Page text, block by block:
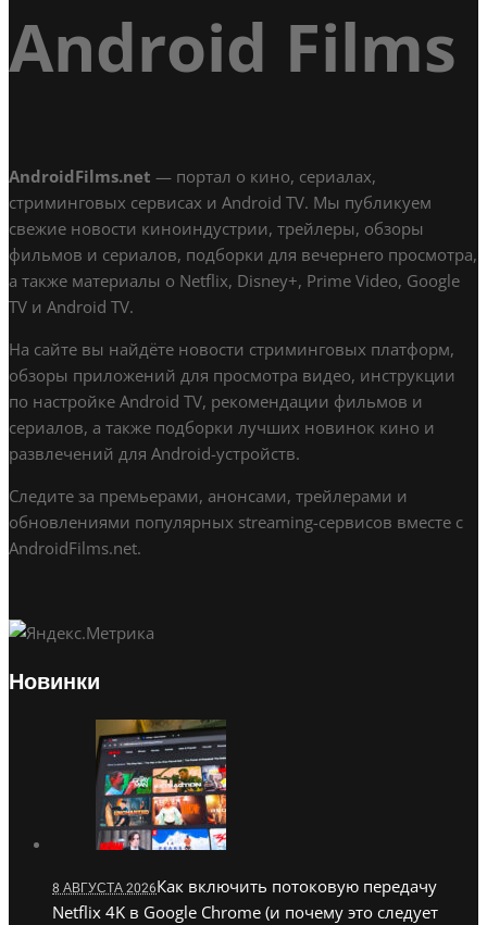
Android Films
AndroidFilms.net — портал о кино, сериалах,
стриминговых сервисах и Android TV. Мы публикуем
свежие новости киноиндустрии, трейлеры, обзоры
фильмов и сериалов, подборки для вечернего просмотра,
а также материалы о Netflix, Disney+, Prime Video, Google
TV и Android TV.
На сайте вы найдёте новости стриминговых платформ,
обзоры приложений для просмотра видео, инструкции
по настройке Android TV, рекомендации фильмов и
сериалов, а также подборки лучших новинок кино и
развлечений для Android-устройств.
Следите за премьерами, анонсами, трейлерами и
обновлениями популярных streaming-сервисов вместе с
AndroidFilms.net.
Новинки
8 АВГУСТА 2026Как включить потоковую передачу
Netflix 4K в Google Chrome (и почему это следует